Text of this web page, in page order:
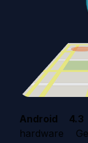
Android 4.3
hardware